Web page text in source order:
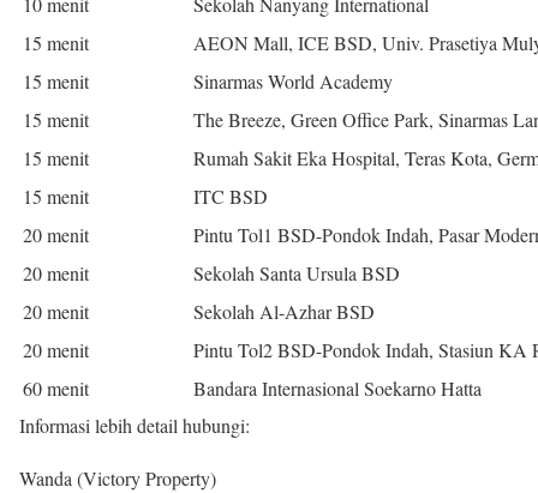
15 menit
AEON Mall, ICE BSD, Univ. Prasetiya
15 menit
Sinarmas World Academy
15 menit
The Breeze, Green Office Park, Sinarmas
15 menit
Rumah Sakit Eka Hospital, Teras Kota,
15 menit
ITC BSD
20 menit
Pintu Tol1 BSD-Pondok Indah, Pasar
20 menit
Sekolah Santa Ursula BSD
20 menit
Sekolah Al-Azhar BSD
20 menit
Pintu Tol2 BSD-Pondok Indah, Stasiun KA
60 menit
Bandara Internasional Soekarno Hatta
Informasi lebih detail hubungi:
Wanda (Victory Property)